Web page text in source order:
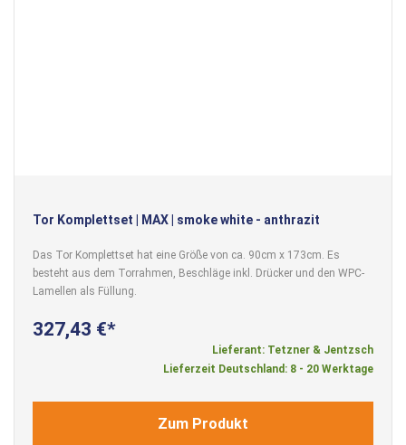
Tor Komplettset | MAX | smoke white - anthrazit
Das Tor Komplettset hat eine Größe von ca. 90cm x 173cm. Es
besteht aus dem Torrahmen, Beschläge inkl. Drücker und den WPC-
Lamellen als Füllung.
327,43 €
Lieferant: Tetzner & Jentzsch
Lieferzeit Deutschland: 8 - 20 Werktage
Zum Produkt